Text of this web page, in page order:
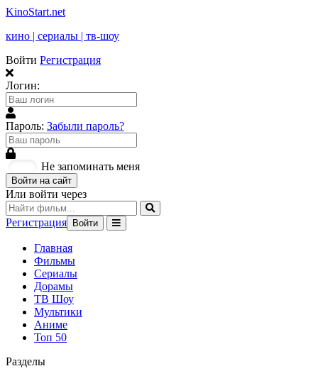
KinoStart.net
кино | сериалы | тв-шоу
Войти Регистрация
Логин:
Пароль: Забыли пароль?
Не запоминать меня
Войти на сайт
Или войти через
Регистрация Войти
Главная
Фильмы
Сериалы
Дорамы
ТВ Шоу
Мультики
Аниме
Топ 50
Разделы